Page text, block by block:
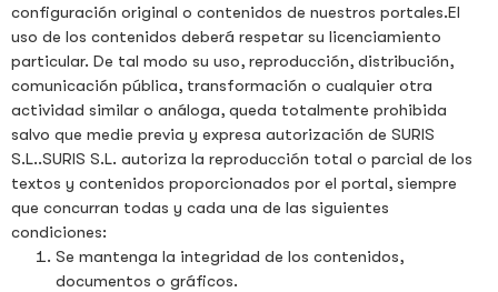
configuración original o contenidos de nuestros portales.El
uso de los contenidos deberá respetar su licenciamiento
particular. De tal modo su uso, reproducción, distribución,
comunicación pública, transformación o cualquier otra
actividad similar o análoga, queda totalmente prohibida
salvo que medie previa y expresa autorización de SURIS
S.L..SURIS S.L. autoriza la reproducción total o parcial de los
textos y contenidos proporcionados por el portal, siempre
que concurran todas y cada una de las siguientes
condiciones:
Se mantenga la integridad de los contenidos,
documentos o gráficos.